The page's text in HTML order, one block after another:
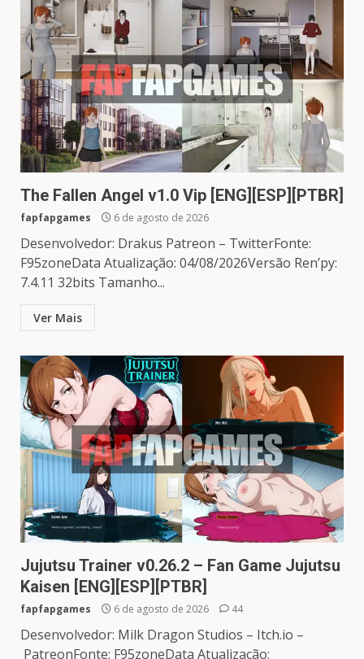
The Fallen Angel v1.0 Vip [ENG][ESP][PTBR]
fapfapgames 6 de agosto de 2026
Desenvolvedor: Drakus Patreon – TwitterFonte:
F95zoneData Atualização: 04/08/2026Versão Ren’py:
7.4.11 32bits Tamanho...
Ver Mais
Jujutsu Trainer v0.26.2 – Fan Game Jujutsu
Kaisen [ENG][ESP][PTBR]
fapfapgames 6 de agosto de 2026 44
Desenvolvedor: Milk Dragon Studios – Itch.io –
PatreonFonte: F95zoneData Atualização: